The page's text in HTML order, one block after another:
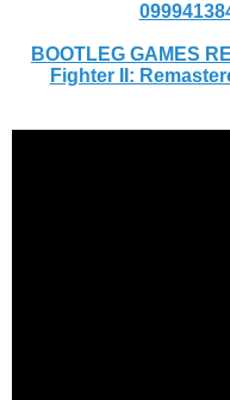
BOOTLEG GAMES
Fighter II: